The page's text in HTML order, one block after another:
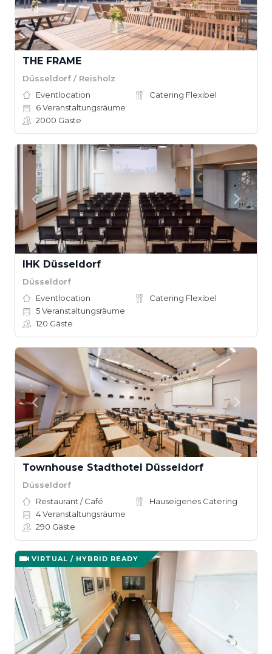
THE FRAME
Düsseldorf / Reisholz
Eventlocation
Catering Flexibel
6Veranstaltungsräume
2000 Gäste
IHK Düsseldorf
Düsseldorf
Eventlocation
Catering Flexibel
5Veranstaltungsräume
120 Gäste
Townhouse Stadthotel Düsseldorf
Düsseldorf
Restaurant / Café
Hauseigenes Catering
4Veranstaltungsräume
290 Gäste
VIRTUAL / HYBRID READY